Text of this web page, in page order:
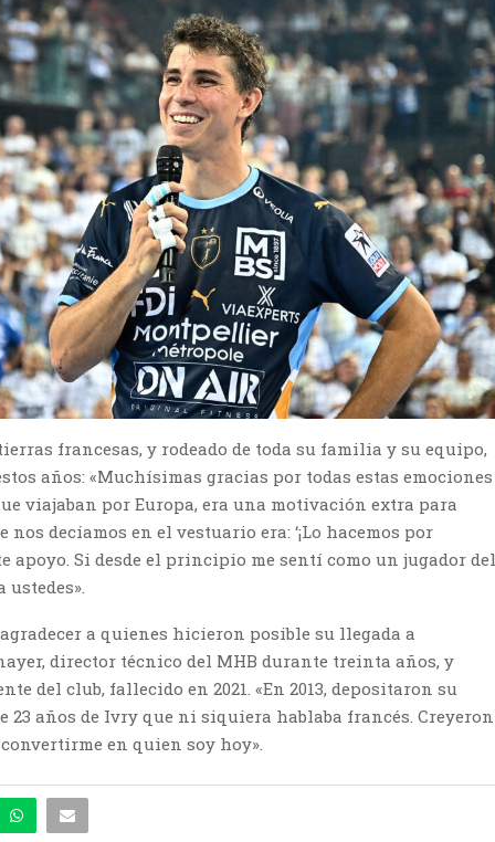
francesas, y rodeado de toda su familia y su equipo,
años: «Muchísimas gracias por todas estas emociones
viajaban por Europa, era una motivación extra para
decíamos en el vestuario era: ‘¡Lo hacemos por
apoyo. Si desde el principio me sentí como un jugador del
a quienes hicieron posible su llegada a
director técnico del MHB durante treinta años, y
del club, fallecido en 2021. «En 2013, depositaron su
23 años de Ivry que ni siquiera hablaba francés. Creyeron
en quien soy hoy».